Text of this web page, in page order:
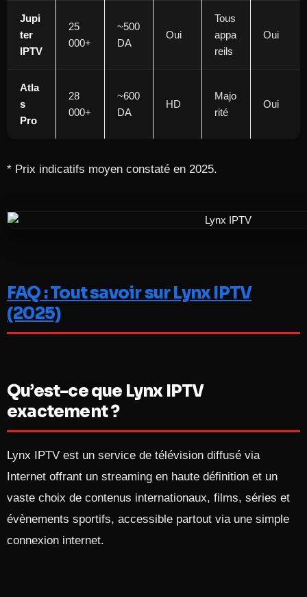
Jupi
ter
IPTV
25
000+
~500
DA
Oui
Tous
appa
reils
Oui
Atla
s
Pro
28
000+
~600
DA
HD
Majo
rité
Oui
* Prix indicatifs moyen constaté en 2025.
FAQ : Tout savoir sur Lynx IPTV
(2025)
Qu’est-ce que Lynx IPTV
exactement ?
Lynx IPTV est un service de télévision diffusé via
Internet offrant un streaming en haute définition et un
vaste choix de contenus internationaux, films, séries et
évènements sportifs, accessible partout via une simple
connexion internet.​